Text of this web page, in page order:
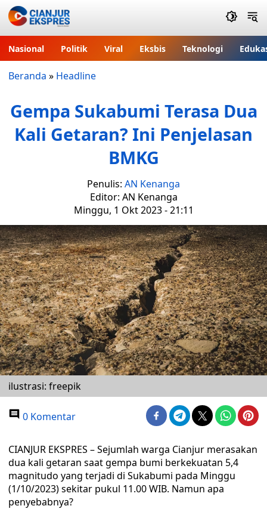
Nasional Politik Viral Eksbis Teknologi
Beranda » Headline
Gempa Sukabumi Terasa Dua
Kali Getaran? Ini Penjelasan
BMKG
Penulis: AN Kenanga
Editor: AN Kenanga
Minggu, 1 Okt 2023 - 21:11
ilustrasi: freepik
0 Komentar
CIANJUR EKSPRES – Sejumlah warga Cianjur merasakan
dua kali getaran saat gempa bumi berkekuatan 5,4
magnitudo yang terjadi di Sukabumi pada Minggu
(1/10/2023) sekitar pukul 11.00 WIB. Namun apa
penyebabnya?